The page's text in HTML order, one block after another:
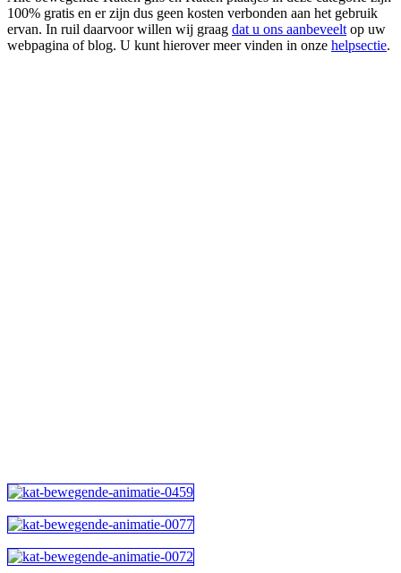
100% gratis en er zijn dus geen kosten verbonden aan het gebruik
ervan. In ruil daarvoor willen wij graag dat u ons aanbeveelt op uw
webpagina of blog. U kunt hierover meer vinden in onze helpsectie.